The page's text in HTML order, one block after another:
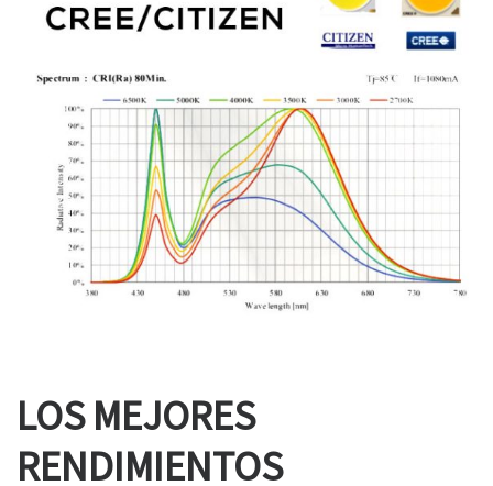
LOS MEJORES
RENDIMIENTOS